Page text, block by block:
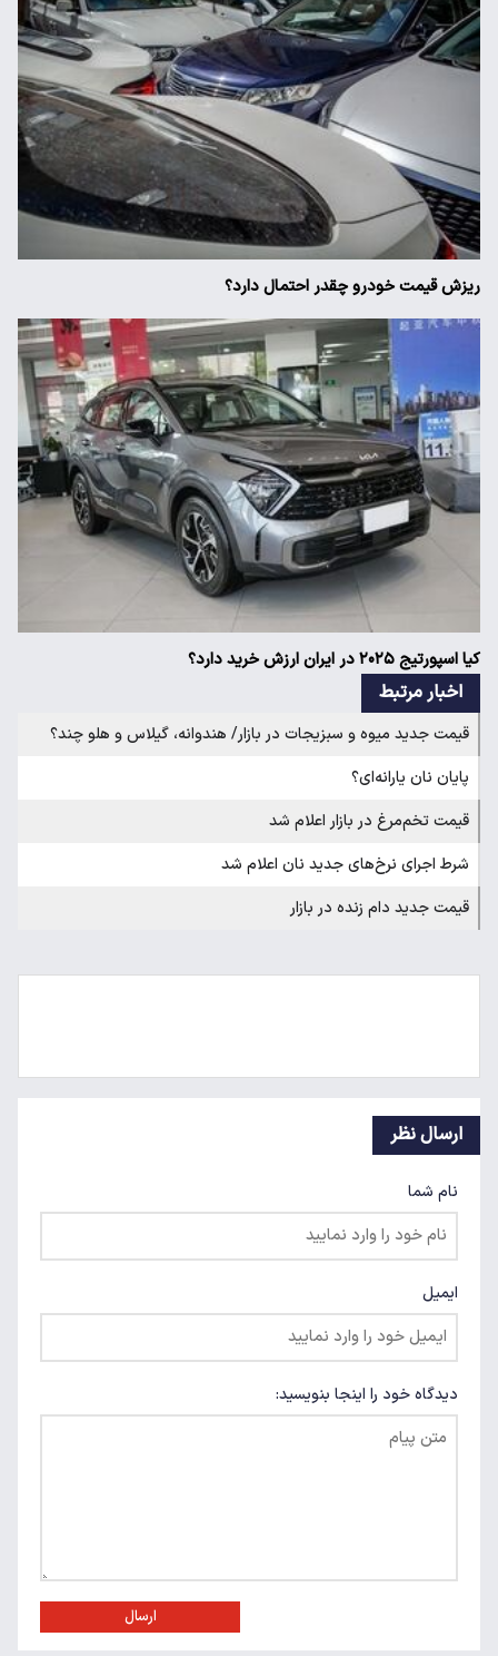
ریزش قیمت خودرو چقدر احتمال دارد؟
کیا اسپورتیج ۲۰۲۵ در ایران ارزش خرید دارد؟
اخبار مرتبط
قیمت جدید میوه و سبزیجات در بازار/ هندوانه، گیلاس و هلو چند؟
پایان نان یارانه‌ای؟
قیمت تخم‌مرغ در بازار اعلام شد
شرط اجرای نرخ‌های جدید نان اعلام شد
قیمت جدید دام زنده در بازار
ارسال نظر
نام شما
ایمیل
دیدگاه خود را اینجا بنویسید:
ارسال